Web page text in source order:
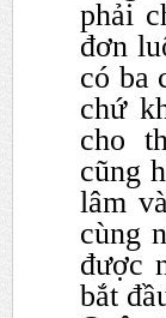
phải
đơn
có ba
chứ
cho
cũng
lâm
cùng
được
bắt